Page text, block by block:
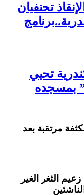
تحتفيان
تحيي
بمسجده
مرتقبة بعد
الثغر الغير